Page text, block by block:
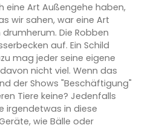
eine Art Außengehe haben,
wir sahen, war eine Art
Die Robben
auf. Ein Schild
mag jeder seine eigene
nicht viel. Wenn das
der Shows "Beschäftigung"
Tiere keine? Jedenfalls
irgendetwas in diese
wie Bälle oder